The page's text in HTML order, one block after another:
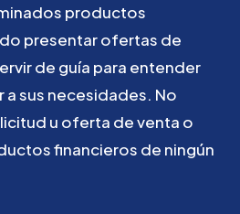
productos
presentarofertas de
de guía para entender
asus necesidades. No
u oferta deventa o
financieros de ningún